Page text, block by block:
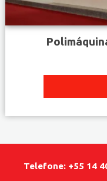
Telefone: +55 14